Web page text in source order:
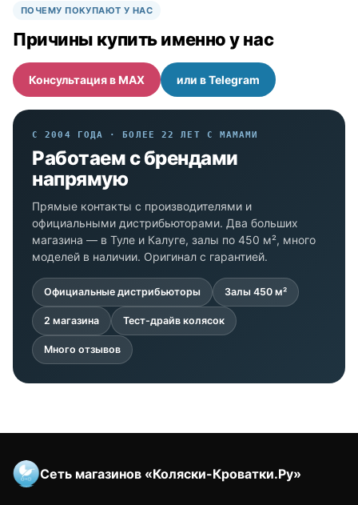
ПОЧЕМУ ПОКУПАЮТ У НАС
Причины купить именно у нас
Консультация в MAX или в Telegram
С 2004 ГОДА · БОЛЕЕ 22 ЛЕТ С МАМАМИ
Работаем с брендами
напрямую
Прямые контакты с производителями и
официальными дистрибьюторами. Два больших
магазина — в Туле и Калуге, залы по 450 м², много
моделей в наличии. Оригинал с гарантией.
Официальные дистрибьюторы Залы 450 м²
2 магазина Тест-драйв колясок
Много отзывов
Сеть магазинов «Коляски-Кроватки.Ру»